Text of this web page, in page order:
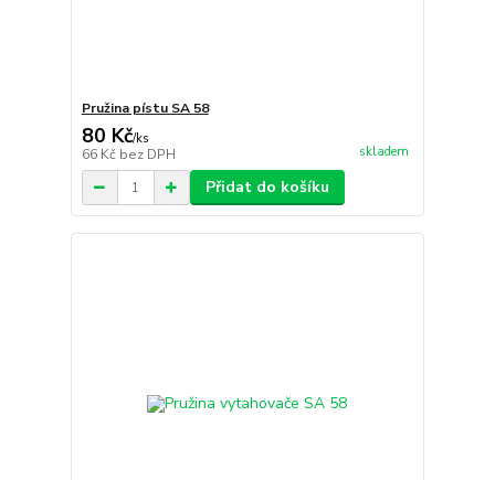
Pružina pístu SA 58
80 Kč/ks
66 Kč bez DPH skladem
Přidat do košíku